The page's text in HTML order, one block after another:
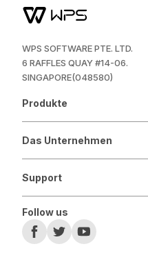
WPS SOFTWARE PTE. LTD.
6 RAFFLES QUAY #14-06.
SINGAPORE(048580)
Produkte
Das Unternehmen
Support
Follow us